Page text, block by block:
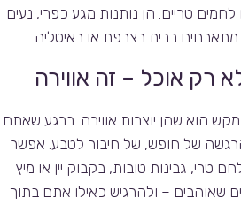
טריים. הן נותנות מגע כפרי, נעים
בבית בצרפת או באיטליה.
רק אוכל – זה אווירה
הוא שהן יוצרות אווירה. ברגע שאתם
של חופש, של חיבור לטבע. אפשר
טרי, גבינות טובות, בקבוק יין או מיץ
שאוהבים – ולהרגיש כאילו אתם בתוך